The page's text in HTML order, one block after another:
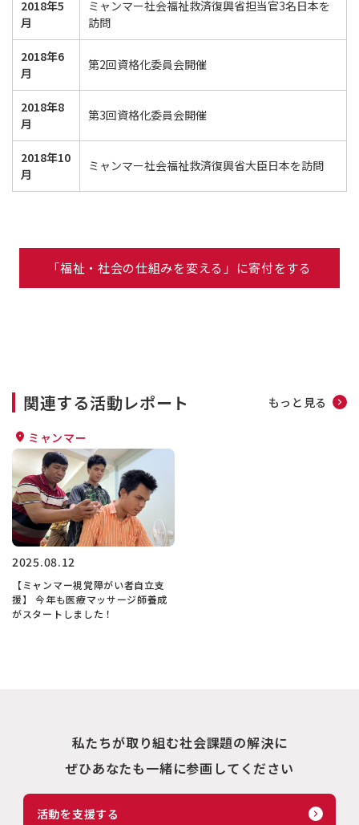
2018年5
月
ミャンマー社会福祉救済復興省担当官3名日本を
訪問
2018年6
月
第2回資格化委員会開催
2018年8
月
第3回資格化委員会開催
2018年10
月
ミャンマー社会福祉救済復興省大臣日本を訪問
「福祉・社会の仕組みを変える」に寄付をする
関連する活動レポート もっと見る
ミャンマー
2025.08.12
【ミャンマー視覚障がい者自立支
援】 今年も医療マッサージ師養成
がスタートしました！
私たちが取り組む社会課題の解決に
ぜひあなたも一緒に参画してください
活動を支援する